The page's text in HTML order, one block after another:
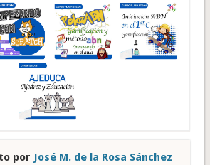
por José M. de la Rosa Sánchez